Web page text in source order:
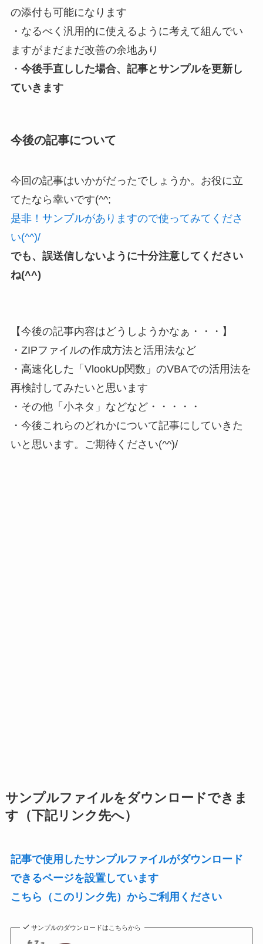
の添付も可能になります
・なるべく汎用的に使えるように考えて組んでい
ますがまだまだ改善の余地あり
・ 今後手直しした場合、記事とサンプルを更新し
ていきます
今後の記事について
今回の記事はいかがだったでしょうか。お役に立
てたなら幸いです(^^;
是非！サンプルがありますので使ってみてくださ
い(^^)/
でも、誤送信しないように十分注意してください
ね(^^)
【今後の記事内容はどうしようかなぁ・・・】
・ZIPファイルの作成方法と活用法など
・高速化した「VlookUp関数」のVBAでの活用法を
再検討してみたいと思います
・その他「小ネタ」などなど・・・・・
・今後これらのどれかについて記事にしていきた
いと思います。ご期待ください(^^)/
サンプルファイルをダウンロードできま
す（下記リンク先へ）
記事で使用したサンプルファイルがダウンロード
できるページを設置しています
こちら（このリンク先）からご利用ください
サンプルのダウンロードはこちらから